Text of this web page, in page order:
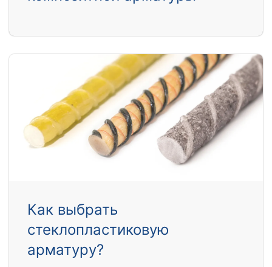
Как выбрать
стеклопластиковую
арматуру?